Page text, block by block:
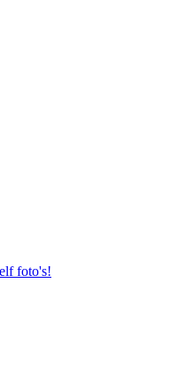
foto's!